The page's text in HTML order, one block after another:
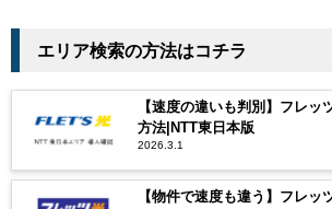
エリア検索の方法はコチラ
【速度の違いも判別】フレッ
方法|NTT東日本版
2026.3.1
【物件で速度も違う】フレッ